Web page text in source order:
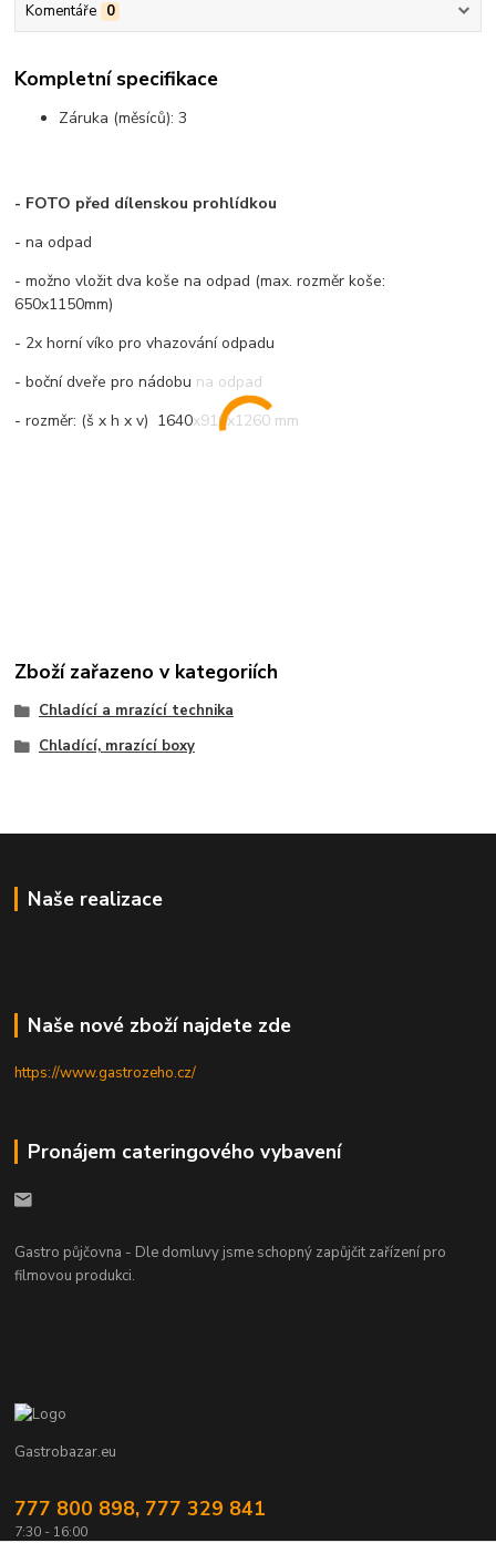
Komentáře 0
Kompletní specifikace
Záruka (měsíců): 3
- FOTO před dílenskou prohlídkou
- na odpad
- možno vložit dva koše na odpad (max. rozměr koše:
650x1150mm)
- 2x horní víko pro vhazování odpadu
- boční dveře pro nádobu na odpad
- rozměr: (š x h x v) 1640x910x1260 mm
Zboží zařazeno v kategoriích
Chladící a mrazící technika
Chladící, mrazící boxy
Naše realizace
Naše nové zboží najdete zde
https://www.gastrozeho.cz/
Pronájem cateringového vybavení
Gastro půjčovna - Dle domluvy jsme schopný zapůjčit zařízení pro
filmovou produkci.
Gastrobazar.eu
777 800 898, 777 329 841
7:30 - 16:00